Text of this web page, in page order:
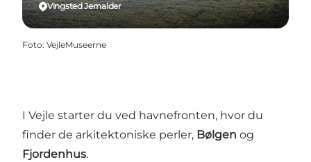
Vingsted Jernalder
Foto: VejleMuseerne
I Vejle starter du ved havnefronten, hvor du
finder de arkitektoniske perler, Bølgen og
Fjordenhus.